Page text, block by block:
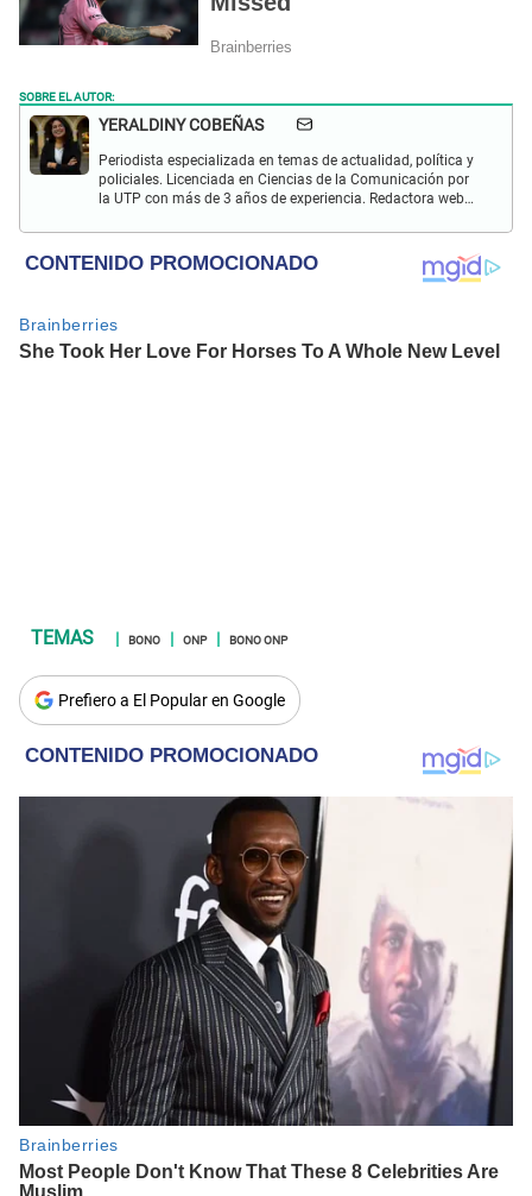
SOBRE EL AUTOR:
YERALDINY COBEÑAS
Periodista especializada en temas de actualidad, política y
policiales. Licenciada en Ciencias de la Comunicación por
la UTP con más de 3 años de experiencia. Redactora web
en temas relacionados con misterios, películas y series
policiales.
BONO ONP BONO ONP
Prefiero a El Popular en Google